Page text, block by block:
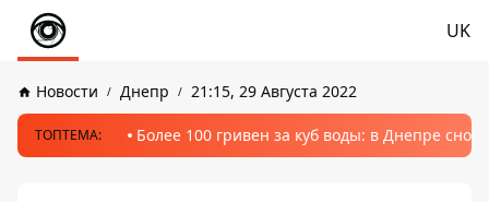
UK
Новости Днепр 21:15, 29 Августа 2022
ТОПТЕМА: Более 100 гривен за куб воды: в Днепре